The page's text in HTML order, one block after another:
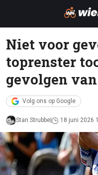
Niet voor
toprenster
gevolgen
Volg ons op Google
Stan Strubbe 18 juni 2026